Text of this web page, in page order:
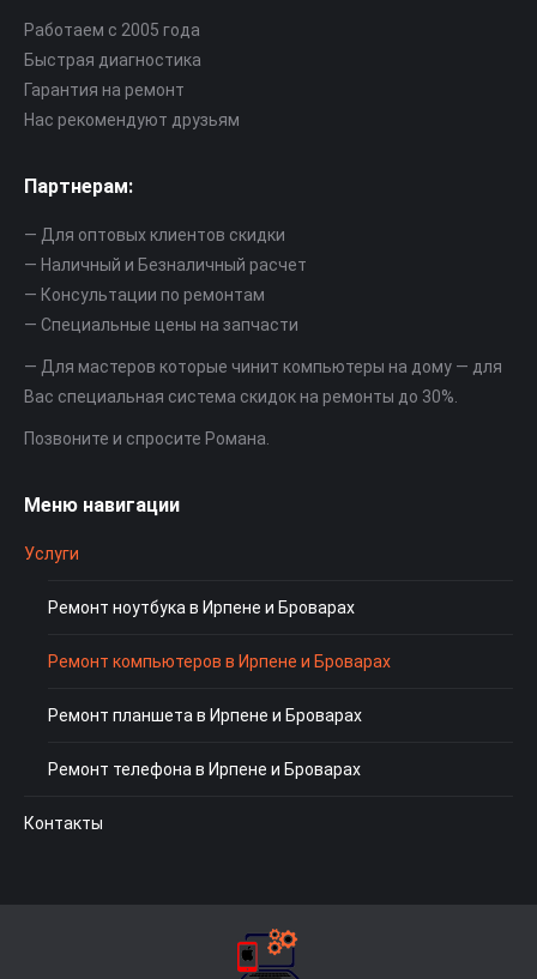
в
окнеокнеокне
в
окне
Работаем с 2005 года
Быстрая диагностика
Гарантия на ремонт
Нас рекомендуют друзьям
Партнерам:
— Для оптовых клиентов скидки
— Наличный и Безналичный расчет
— Консультации по ремонтам
— Специальные цены на запчасти
— Для мастеров которые чинит компьютеры на дому — для
Вас специальная система скидок на ремонты до 30%.
Позвоните и спросите Романа.
Меню навигации
Услуги
Ремонт ноутбука в Ирпене и Броварах
Ремонт компьютеров в Ирпене и Броварах
Ремонт планшета в Ирпене и Броварах
Ремонт телефона в Ирпене и Броварах
Контакты